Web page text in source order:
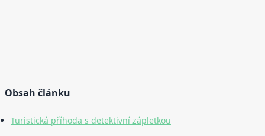
Obsah článku
Turistická příhoda s detektivní zápletkou